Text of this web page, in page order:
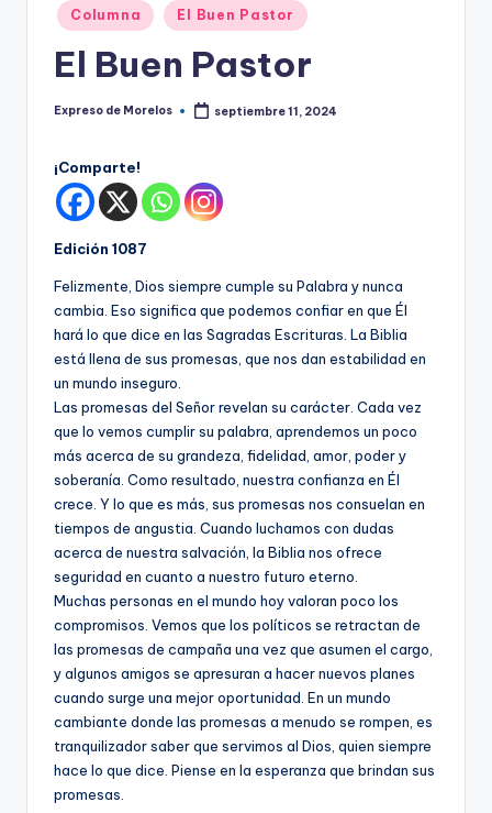
el
Publicado
en
Columna El Buen Pastor
El Buen Pastor
Publicado
Expreso de Morelos septiembre 11, 2024
¡Comparte!
Edición 1087
Felizmente, Dios siempre cumple su Palabra y nunca
cambia. Eso significa que podemos confiar en que Él
hará lo que dice en las Sagradas Escrituras. La Biblia
está llena de sus promesas, que nos dan estabilidad en
un mundo inseguro.
Las promesas del Señor revelan su carácter. Cada vez
que lo vemos cumplir su palabra, aprendemos un poco
más acerca de su grandeza, fidelidad, amor, poder y
soberanía. Como resultado, nuestra confianza en Él
crece. Y lo que es más, sus promesas nos consuelan en
tiempos de angustia. Cuando luchamos con dudas
acerca de nuestra salvación, la Biblia nos ofrece
seguridad en cuanto a nuestro futuro eterno.
Muchas personas en el mundo hoy valoran poco los
compromisos. Vemos que los políticos se retractan de
las promesas de campaña una vez que asumen el cargo,
y algunos amigos se apresuran a hacer nuevos planes
cuando surge una mejor oportunidad. En un mundo
cambiante donde las promesas a menudo se rompen, es
tranquilizador saber que servimos al Dios, quien siempre
hace lo que dice. Piense en la esperanza que brindan sus
promesas.